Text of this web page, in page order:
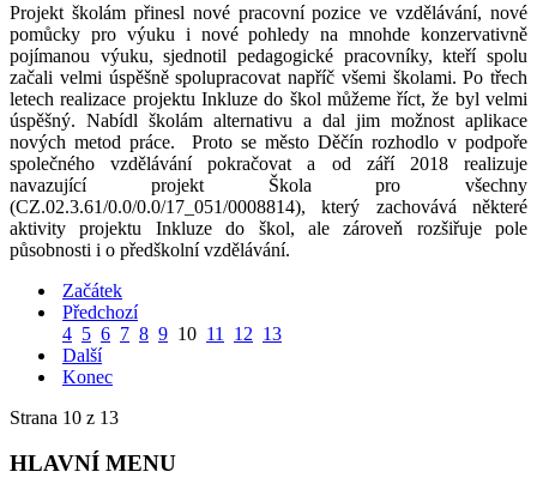
Projekt školám přinesl nové pracovní pozice ve vzdělávání, nové
pomůcky pro výuku i nové pohledy na mnohde konzervativně
pojímanou výuku, sjednotil pedagogické pracovníky, kteří spolu
začali velmi úspěšně spolupracovat napříč všemi školami. Po třech
letech realizace projektu Inkluze do škol můžeme říct, že byl velmi
úspěšný. Nabídl školám alternativu a dal jim možnost aplikace
nových metod práce. Proto se město Děčín rozhodlo v podpoře
společného vzdělávání pokračovat a od září 2018 realizuje
navazující projekt Škola pro všechny
(CZ.02.3.61/0.0/0.0/17_051/0008814), který zachovává některé
aktivity projektu Inkluze do škol, ale zároveň rozšiřuje pole
působnosti i o předškolní vzdělávání.
Začátek
Předchozí
4 5 6 7 8 9 10 11 12 13
Další
Konec
Strana 10 z 13
HLAVNÍ MENU